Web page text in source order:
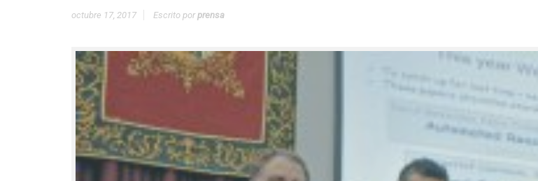
octubre 17, 2017 Escrito porprensa